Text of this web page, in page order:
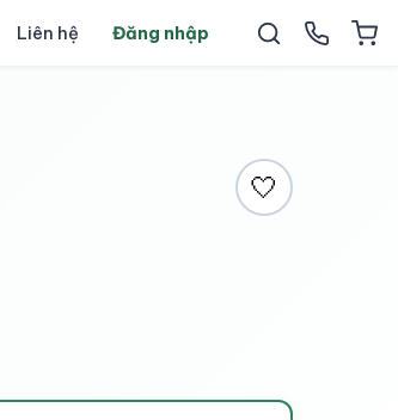
Liên hệ Đăng nhập
🤍